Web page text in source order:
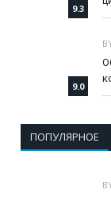
9.3
9.0
ПОПУЛЯРНОЕ